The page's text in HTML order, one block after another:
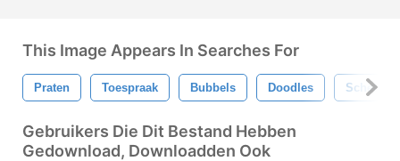
This Image Appears In Searches For
Praten Toespraak Bubbels Doodles Schetsen
Gebruikers Die Dit Bestand Hebben
Gedownload, Downloadden Ook